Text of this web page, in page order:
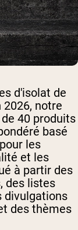
d'isolat de
notre
40 produits
basé
les
et les
à partir des
des listes
divulgations
des thèmes